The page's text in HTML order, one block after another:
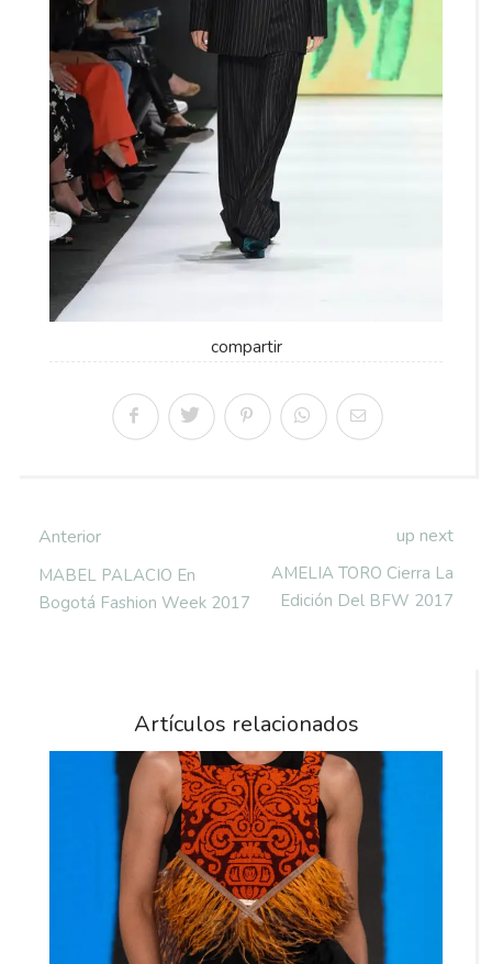
compartir
Anterior
MABEL PALACIO En
Bogotá Fashion Week 2017
up next
AMELIA TORO Cierra La
Edición Del BFW 2017
Artículos relacionados